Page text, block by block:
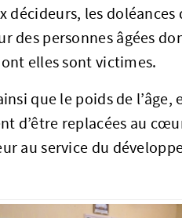
les doléances
des personnes âgées
elles sont victimes.
que le poids de
d’être replacées au
au service du